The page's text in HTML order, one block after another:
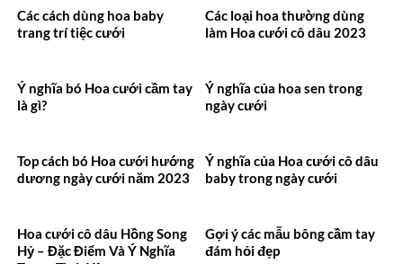
Các cách dùng hoa baby
trang trí tiệc cưới
Các loại hoa thường dùng
làm Hoa cưới cô dâu 2023
Ý nghĩa bó Hoa cưới cầm tay
là gì?
Ý nghĩa của hoa sen trong
ngày cưới
Top cách bó Hoa cưới hướng
dương ngày cưới năm 2023
Ý nghĩa của Hoa cưới cô dâu
baby trong ngày cưới
Hoa cưới cô dâu Hồng Song
Hỷ – Đặc Điểm Và Ý Nghĩa
Gợi ý các mẫu bông cầm tay
đám hỏi đẹp